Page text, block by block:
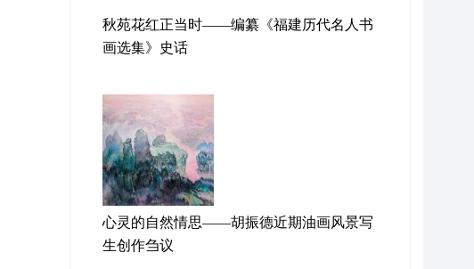
秋苑花红正当时——编纂《福建历代名人书
画选集》史话
心灵的自然情思——胡振德近期油画风景写
生创作刍议